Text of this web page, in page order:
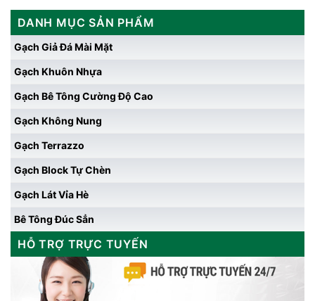
DANH MỤC SẢN PHẨM
Gạch Giả Đá Mài Mặt
Gạch Khuôn Nhựa
Gạch Bê Tông Cường Độ Cao
Gạch Không Nung
Gạch Terrazzo
Gạch Block Tự Chèn
Gạch Lát Vỉa Hè
Bê Tông Đúc Sẳn
HỖ TRỢ TRỰC TUYẾN